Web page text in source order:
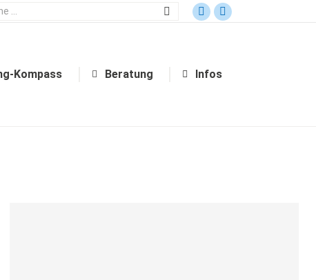
Kompass Beratung Infos